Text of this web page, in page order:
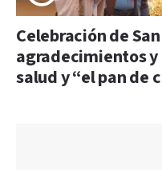
Celebración de
agradecimientos
salud y “el pan de